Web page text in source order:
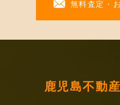
無料査定・
鹿児島不動